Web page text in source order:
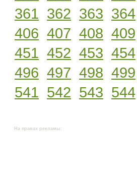
361 362 363 364
406 407 408 409
451 452 453 454
496 497 498 499
541 542 543 544
На правах рекламы: